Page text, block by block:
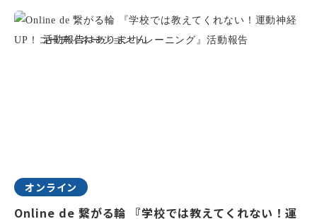
オンライン
Online de 繋がる輪 『学校では教えてくれない！運